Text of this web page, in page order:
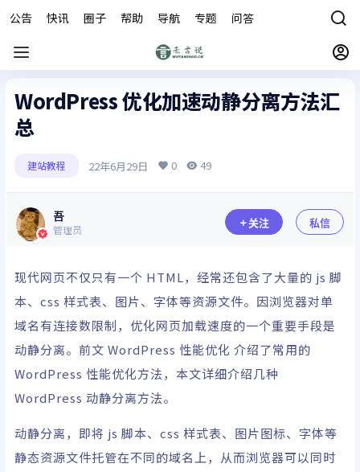
公告 快讯 圈子 帮助 导航 专题 问答
WordPress 优化加速动静分离方法汇
总
建站教程 22年6月29日 0 49
吾
管理员 关注 私信
现代网页不仅只有一个 HTML，经常还包含了大量的 js 脚
本、css 样式表、图片、字体等资源文件。因浏览器对单
域名有连接数限制， 优化网页加载速度的一个重要手段是
动静分离。前文 WordPress 性能优化 介绍了常用的
WordPress 性能优化方法，本文详细介绍几种
WordPress 动静分离方法。
动静分离，即将 js 脚本、css 样式表、图片图标、字体等
静态资源文件托管在不同的域名上，从而浏览器可以同时